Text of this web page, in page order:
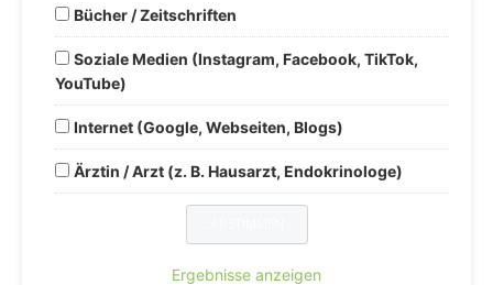
Bücher / Zeitschriften
Soziale Medien (Instagram, Facebook, TikTok,
YouTube)
Internet (Google, Webseiten, Blogs)
Ärztin / Arzt (z. B. Hausarzt, Endokrinologe)
Ergebnisse anzeigen